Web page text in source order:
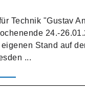
Technik "Gustav
24.-
Stand auf
...